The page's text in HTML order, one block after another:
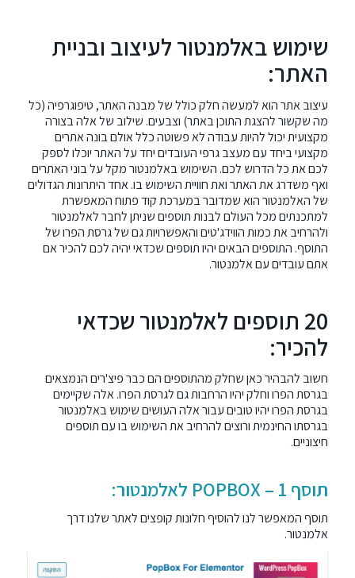
שימוש באלמנטור לעיצוב ובניית
האתר:
עיצוב אתרהוא למעשה חלק כולל של מבנה האתר, טיפוגרפיה (כל
מה שקשור להצגת התוכן באתר) וצבעים. שילוב של אלה בצורה
מקצועית יכול להיות עבודה לא פשוטה כלל אולם בונה אתרים
מקצועי ביחד עם מעצב גרפי העובדים יחד על האתר יוכלו לספק
לכם את כל הדרוש לכם. השימוש באלמנטור מקל על בוני האתרים
ואף משדרג את האתר ואת חוויית השימוש בו. אחד היתרונות הגדולים
של האלמנטור הוא שמדובר במערכת קוד פתוח המאפשרת
למתכנתים מכל העולם לבנות תוספים שניתן לחבר לאלמנטור
ולהרחיב את כמות הווידג'טים והאפשרויות גם שלגרסת הפרושל
התוסף. התוספים הבאיםיהיו תוספים שכדאי יהיה לכם להכיר אם
אתם עובדים עם אלמנטור.
20 תוספים לאלמנטור שכדאי
להכיר:
חשוב להבהיר כאן שחלק מהתוספים הם כבר פיצ'רים הנמצאים
בגרסת הפרו וחלק יהיו הרחבות גם לגרסת הפרו. אלה שקיימים
בגרסת הפרו יהיו טובים עבור אלה העושים שימוש באלמנטור
בגרסתו החינמית ורוצים להרחיב את השימוש בו עם תוספים
חיצוניים.
תוסף 1 – POPBOX לאלמנטור:
תוסף המאפשר לנו להוסיף חלונות קופצים לאתר שלנו דרך
אלמנטור.